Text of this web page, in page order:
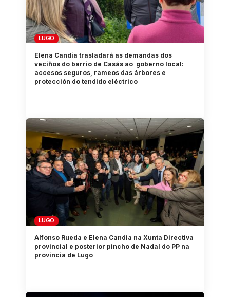
LUGO
Elena Candia trasladará as demandas dos
veciños do barrio de Casás ao goberno local:
accesos seguros, rameos das árbores e
protección do tendido eléctrico
LUGO
Alfonso Rueda e Elena Candia na Xunta Directiva
provincial e posterior pincho de Nadal do PP na
provincia de Lugo